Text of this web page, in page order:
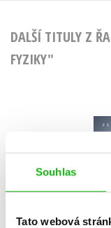
Souhlas
Tato webová
DALŠÍ TITULY Z
FYZIKY"